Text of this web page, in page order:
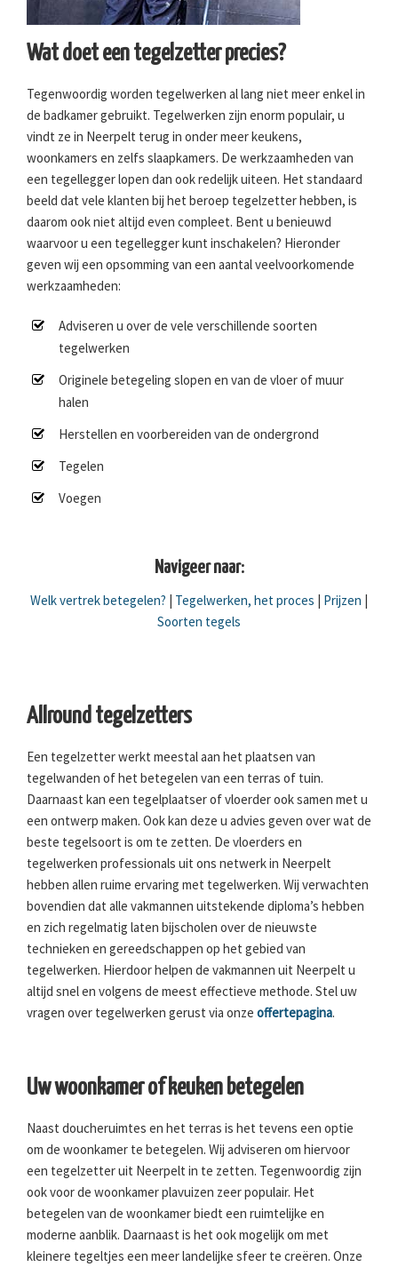
Wat doet een tegelzetter precies?
Tegenwoordig worden tegelwerken al lang niet meer enkel in
de badkamer gebruikt. Tegelwerken zijn enorm populair, u
vindt ze in Neerpelt terug in onder meer keukens,
woonkamers en zelfs slaapkamers. De werkzaamheden van
een tegellegger lopen dan ook redelijk uiteen. Het standaard
beeld dat vele klanten bij het beroep tegelzetter hebben, is
daarom ook niet altijd even compleet. Bent u benieuwd
waarvoor u een tegellegger kunt inschakelen? Hieronder
geven wij een opsomming van een aantal veelvoorkomende
werkzaamheden:
Adviseren u over de vele verschillende soorten
tegelwerken
Originele betegeling slopen en van de vloer of muur
halen
Herstellen en voorbereiden van de ondergrond
Tegelen
Voegen
Navigeer naar:
Welk vertrek betegelen? Tegelwerken, het proces Prijzen
Soorten tegels
Allround tegelzetters
Een tegelzetter werkt meestal aan het plaatsen van
tegelwanden of het betegelen van een terras of tuin.
Daarnaast kan een tegelplaatser of vloerder ook samen met u
een ontwerp maken. Ook kan deze u advies geven over wat de
beste tegelsoort is om te zetten. De vloerders en
tegelwerken professionals uit ons netwerk in Neerpelt
hebben allen ruime ervaring met tegelwerken. Wij verwachten
bovendien dat alle vakmannen uitstekende diploma’s hebben
en zich regelmatig laten bijscholen over de nieuwste
technieken en gereedschappen op het gebied van
tegelwerken. Hierdoor helpen de vakmannen uit Neerpelt u
altijd snel en volgens de meest effectieve methode. Stel uw
vragen over tegelwerken gerust via onze offertepagina.
Uw woonkamer of keuken betegelen
Naast doucheruimtes en het terras is het tevens een optie
om de woonkamer te betegelen. Wij adviseren om hiervoor
een tegelzetter uit Neerpelt in te zetten. Tegenwoordig zijn
ook voor de woonkamer plavuizen zeer populair. Het
betegelen van de woonkamer biedt een ruimtelijke en
moderne aanblik. Daarnaast is het ook mogelijk om met
kleinere tegeltjes een meer landelijke sfeer te creëren. Onze